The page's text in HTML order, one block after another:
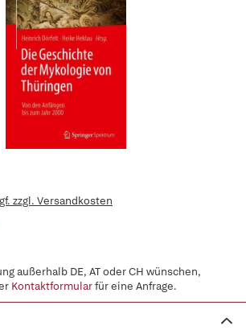
zzgl. Versandkosten
außerhalb DE, AT oder CH wünschen,
Kontaktformularfür eine Anfrage.